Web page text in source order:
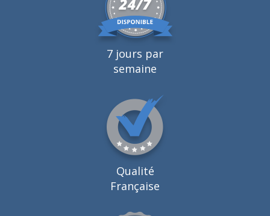
7 jours par
semaine
Qualité
Française